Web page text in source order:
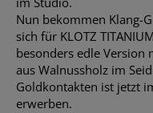
Nun bekommen Klang-
sich für KLOTZ
besonders edle Version
aus Walnussholz im
Goldkontakten ist jetzt
erwerben.